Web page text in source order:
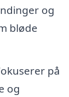
og
bløde
på
og